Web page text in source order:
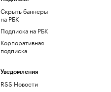
Скрыть баннеры
на РБК
Подписка на РБК
Корпоративная
подписка
Уведомления
RSS Новости